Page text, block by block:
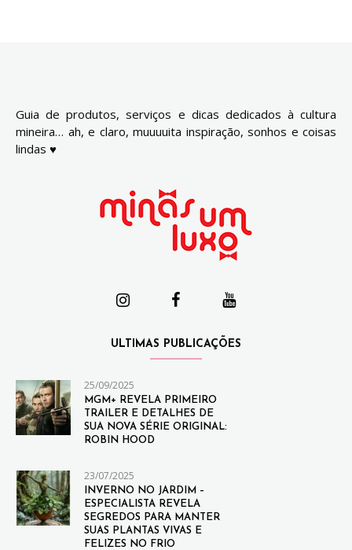
Guia de produtos, serviços e dicas dedicados à cultura
mineira… ah, e claro, muuuuita inspiração, sonhos e coisas
lindas ♥
ULTIMAS PUBLICAÇÕES
25/09/2025
MGM+ REVELA PRIMEIRO
TRAILER E DETALHES DE
SUA NOVA SÉRIE ORIGINAL:
ROBIN HOOD
23/07/2025
INVERNO NO JARDIM –
ESPECIALISTA REVELA
SEGREDOS PARA MANTER
SUAS PLANTAS VIVAS E
FELIZES NO FRIO